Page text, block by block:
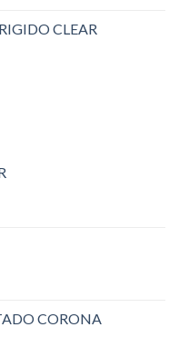
CLEAR
CORONA